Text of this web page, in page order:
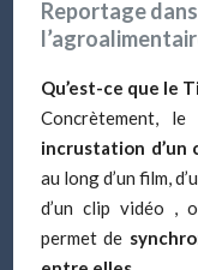
Reportage
Qu’est-ce que le
Concrètement,
incrustation d’un
au long d’un film,
d’un clip vidéo ,
permet de